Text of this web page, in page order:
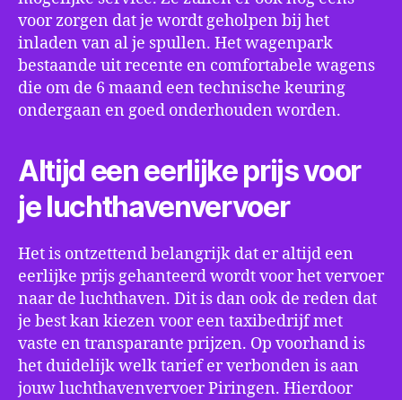
voor zorgen dat je wordt geholpen bij het
inladen van al je spullen. Het wagenpark
bestaande uit recente en comfortabele wagens
die om de 6 maand een technische keuring
ondergaan en goed onderhouden worden.
Altijd een eerlijke prijs voor
je luchthavenvervoer
Het is ontzettend belangrijk dat er altijd een
eerlijke prijs gehanteerd wordt voor het vervoer
naar de luchthaven. Dit is dan ook de reden dat
je best kan kiezen voor een taxibedrijf met
vaste en transparante prijzen. Op voorhand is
het duidelijk welk tarief er verbonden is aan
jouw luchthavenvervoer Piringen. Hierdoor